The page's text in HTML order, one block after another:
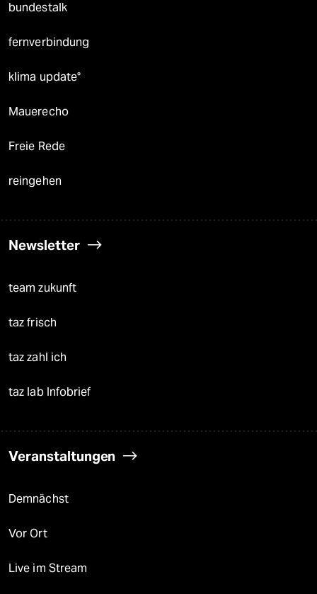
bundestalk
fernverbindung
klima update°
Mauerecho
Freie Rede
reingehen
Newsletter
team zukunft
taz frisch
taz zahl ich
taz lab Infobrief
Veranstaltungen
Demnächst
Vor Ort
Live im Stream